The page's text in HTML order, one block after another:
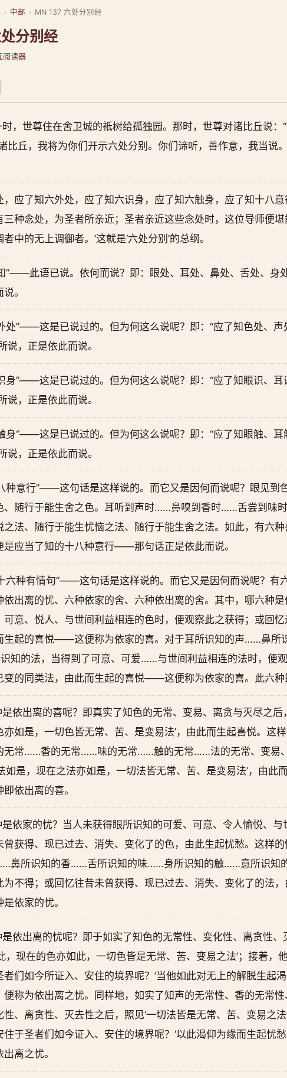
› 中部 › MN 137 六处分别经
分别经
阅读器
，世尊住在舍卫城的祇树给孤独园。那时，世尊对诸比丘说：
比丘，我将为你们开示六处分别。你们谛听，善作意，我当说
，应了知六外处，应了知六识身，应了知六触身，应了知十八
三种念处，为圣者所亲近；圣者亲近这些念处时，这位导师便
中的无上调御者。’这就是‘六处分别’的总纲。
”——此语已说。依何而说？即：眼处、耳处、鼻处、舌处、身
。
处”——这是已说过的。但为何这么说呢？即：“应了知色处、
说，正是依此而说。
身”——这是已说过的。但为何这么说呢？即：“应了知眼识、
说，正是依此而说。
身”——这是已说过的。但为何这么说呢？即：“应了知眼触、
说，正是依此而说。
种意行”——这句话是这样说的。而它又是因何而说呢？眼见到
、随行于能生舍之色。耳听到声时……鼻嗅到香时……舌尝到
之法、随行于能生忧恼之法、随行于能生舍之法。如此，有六
是应当了知的十八种意行——那句话正是依此而说。
六种有情句”——这句话是这样说的。而它又是因何而说呢？有
依出离的忧、六种依家的舍、六种依出离的舍。其中，哪六种
可意、悦人、与世间利益相连的色时，便观察此之获得；或回
生起的喜悦——这便称为依家的喜。对于耳所识知的声……鼻
知的法，当得到了可意、可爱……与世间利益相连的法时，便
变的同类法，由此而生起的喜悦——这便称为依家的喜。此六种
依出离的喜呢？即真实了知色的无常、变易、离贪与灭尽之后
如是，一切色皆无常、苦、是变易法’，由此而生起喜悦。这
无常……香的无常……味的无常……触的无常……法的无常、变易
如是，现在之法亦如是，一切法皆无常、苦、是变易法’，由此
依出离的喜。
依家的忧？当人未获得眼所识知的可爱、可意、令人愉悦、
曾获得、现已过去、消失、变化了的色，由此生起忧愁。这样
鼻所识知的香……舌所识知的味……身所识知的触……意所识知
为不得；或回忆往昔未曾获得、现已过去、消失、变化了的法
依家的忧。
依出离的忧呢？即于如实了知色的无常性、变化性、离贪性
，现在的色亦如此，一切色皆是无常、苦、变易之法’；接着，
者们如今所证入、安住的境界呢？’当他如此对无上的解脱生起
便称为依出离之忧。同样地，如实了知声的无常性、香的无常
、离贪性、灭去性之后，照见‘一切法皆是无常、苦、变易之
于圣者们如今证入、安住的境界呢？’以此渴仰为缘而生起忧
离之忧。